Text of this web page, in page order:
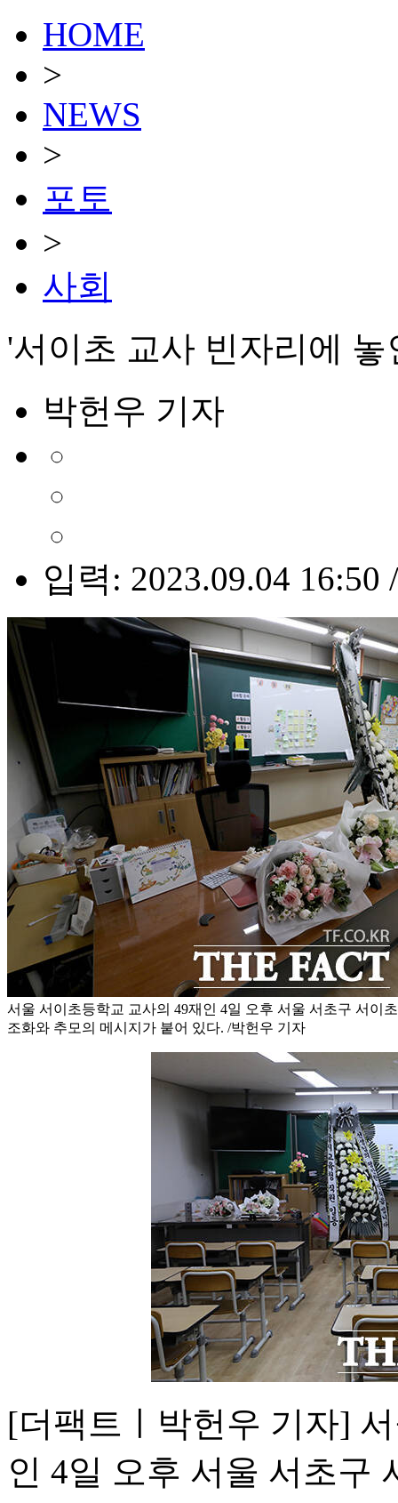
HOME
>
NEWS
>
포토
>
사회
'서이초 교사 빈자리에
박헌우 기자
입력: 2023.09.04 16:50
서울 서이초등학교 교사의 49재인 4일 오후 서울 서초구 서이
조화와 추모의 메시지가 붙어 있다. /박헌우 기자
[더팩트ㅣ박헌우 기자]
인 4일 오후 서울 서초구